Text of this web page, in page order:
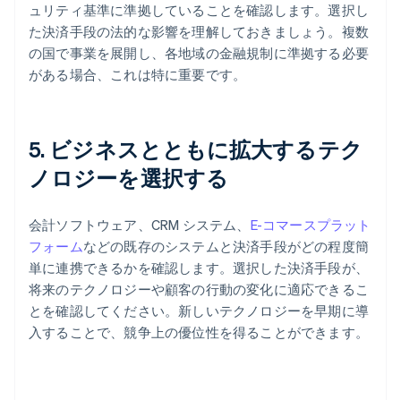
ュリティ基準に準拠していることを確認します。選択し
た決済手段の法的な影響を理解しておきましょう。複数
の国で事業を展開し、各地域の金融規制に準拠する必要
がある場合、これは特に重要です。
5. ビジネスとともに拡大するテク
ノロジーを選択する
会計ソフトウェア、CRM システム、 E-コマースプラット
フォームなどの既存のシステムと決済手段がどの程度簡
単に連携できるかを確認します。選択した決済手段が、
将来のテクノロジーや顧客の行動の変化に適応できるこ
とを確認してください。新しいテクノロジーを早期に導
入することで、競争上の優位性を得ることができます。